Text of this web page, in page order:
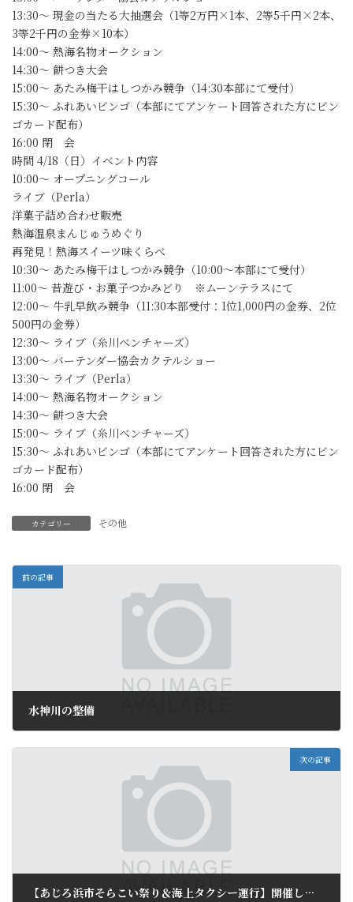
13:30～ 現金の当たる大抽選会（1等2万円×1本、2等5千円×2本、
3等2千円の金券×10本）
14:00～ 熱海名物オークション
14:30～ 餅つき大会
15:00～ あたみ梅干はしつかみ競争（14:30本部にて受付）
15:30～ ふれあいビンゴ（本部にてアンケート回答された方にビン
ゴカード配布）
16:00 閉 会
時間 4/18（日）イベント内容
10:00～ オープニングコール
ライブ（Perla）
洋菓子詰め合わせ販売
熱海温泉まんじゅうめぐり
再発見！熱海スイーツ味くらべ
10:30～ あたみ梅干はしつかみ競争（10:00～本部にて受付）
11:00～ 昔遊び・お菓子つかみどり ※ムーンテラスにて
12:00～ 牛乳早飲み競争（11:30本部受付：1位1,000円の金券、2位
500円の金券）
12:30～ ライブ（糸川ベンチャーズ）
13:00～ バーテンダー協会カクテルショー
13:30～ ライブ（Perla）
14:00～ 熱海名物オークション
14:30～ 餅つき大会
15:00～ ライブ（糸川ベンチャーズ）
15:30～ ふれあいビンゴ（本部にてアンケート回答された方にビン
ゴカード配布）
16:00 閉 会
カテゴリー その他
前の記事
水神川の整備
次の記事
【あじろ浜市そらこい祭り＆海上タクシー運行】開催しました。